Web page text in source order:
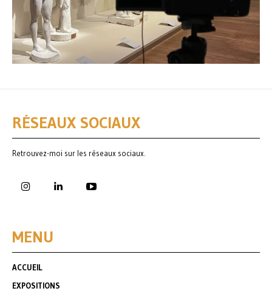
RÉSEAUX SOCIAUX
Retrouvez-moi sur les réseaux sociaux.
MENU
ACCUEIL
EXPOSITIONS